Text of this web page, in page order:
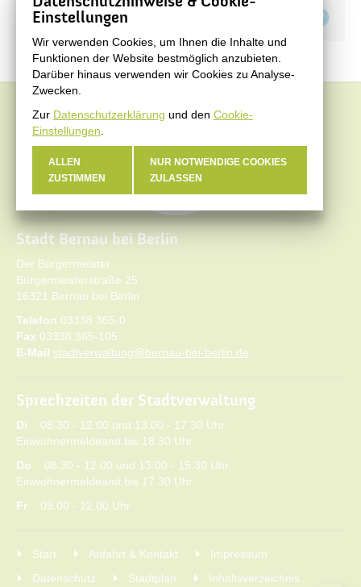
Teilen auf
Stadt Bernau bei Berlin
Der Bürgermeister
Bürgermeisterstraße 25
16321 Bernau bei Berlin
Telefon 03338 365-0
Fax 03338 365-105
E-Mail stadtverwaltung@bernau-bei-berlin.de
Sprechzeiten der Stadtverwaltung
Di 08.30 - 12.00 und 13.00 - 17.30 Uhr
Einwohnermeldeamt bis 18.30 Uhr
Do 08.30 - 12.00 und 13.00 - 15.30 Uhr
Einwohnermeldeamt bis 17.30 Uhr
Fr 09.00 - 12.00 Uhr
Start Anfahrt & Kontakt
Impressum
Datenschutz
Stadtplan Inhaltsverzeichnis
Einstellungen
Wir verwenden Cookies, um Ihnen die Inhalte und
Funktionen der Website bestmöglich anzubieten.
Darüber hinaus verwenden wir Cookies zu Analyse-
Zwecken.
Zur Datenschutzerklärung und den Cookie-
Einstellungen
ALLEN
ZUSTIMMEN
NUR NOTWENDIGE COOKIES
ZULASSEN